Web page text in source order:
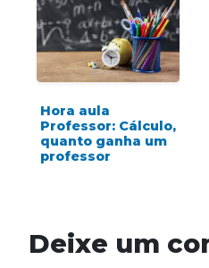
Hora aula
Professor: Cálculo,
quanto ganha um
professor
Deixe um